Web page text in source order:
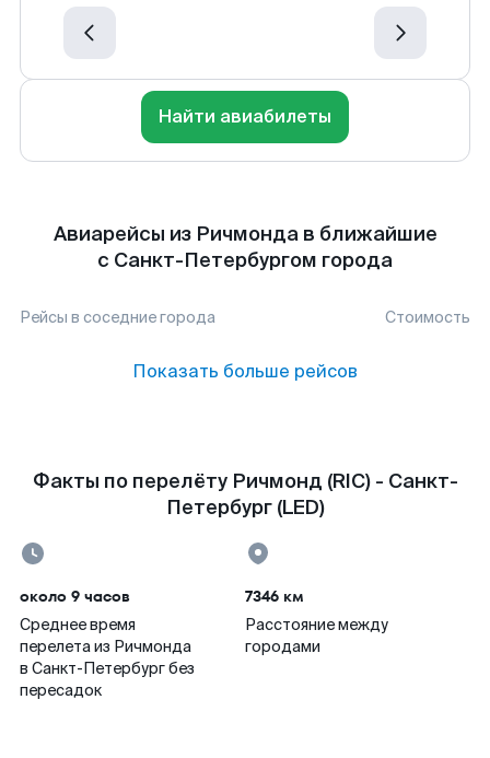
Найти авиабилеты
Авиарейсы из Ричмонда в ближайшие
с Санкт-Петербургом города
Рейсы в соседние города Стоимость
Показать больше рейсов
Факты по перелёту Ричмонд (RIC) - Санкт-
Петербург (LED)
около 9 часов
Среднее время
перелета из Ричмонда
в Санкт-Петербург без
пересадок
7346 км
Расстояние между
городами